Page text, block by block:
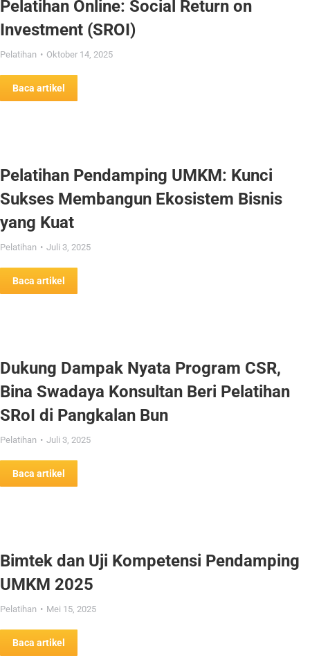
Pelatihan Online: Social Return on
Investment (SROI)
Pelatihan Oktober 14, 2025
Baca artikel
Pelatihan Pendamping UMKM: Kunci
Sukses Membangun Ekosistem Bisnis
yang Kuat
Pelatihan Juli 3, 2025
Baca artikel
Dukung Dampak Nyata Program CSR,
Bina Swadaya Konsultan Beri Pelatihan
SRoI di Pangkalan Bun
Pelatihan Juli 3, 2025
Baca artikel
Bimtek dan Uji Kompetensi Pendamping
UMKM 2025
Pelatihan Mei 15, 2025
Baca artikel